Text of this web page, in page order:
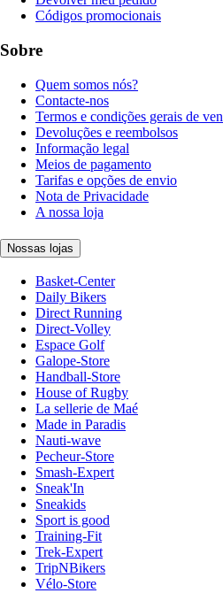
Códigos promocionais
Sobre
Quem somos nós?
Contacte-nos
Termos e condições gerais de
Devoluções e reembolsos
Informação legal
Meios de pagamento
Tarifas e opções de envio
Nota de Privacidade
A nossa loja
Nossas lojas
Basket-Center
Daily Bikers
Direct Running
Direct-Volley
Espace Golf
Galope-Store
Handball-Store
House of Rugby
La sellerie de Maé
Made in Paradis
Nauti-wave
Pecheur-Store
Smash-Expert
Sneak'In
Sneakids
Sport is good
Training-Fit
Trek-Expert
TripNBikers
Vélo-Store